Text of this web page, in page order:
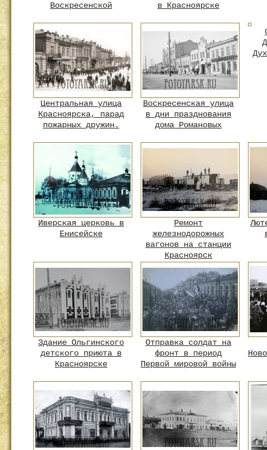
Воскресенской
в Красноярске
Центральная улица
Красноярска, парад
пожарных дружин.
Воскресенская улица
в дни празднования
дома Романовых
Иверская церковь в
Енисейске
Ремонт
железнодорожных
вагонов на станции
Красноярск
Здание Ольгинского
детского приюта в
Красноярске
Отправка солдат на
фронт в период
Первой мировой войны